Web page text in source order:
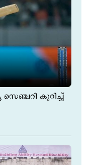
സെഞ്ചറി കുറിച്ച്